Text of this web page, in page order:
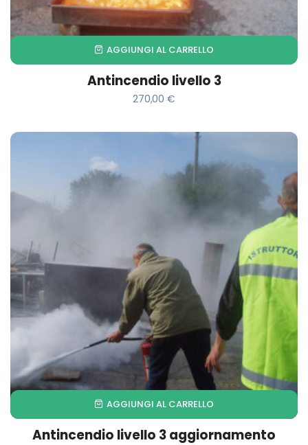
AGGIUNGI AL CARRELLO
Antincendio livello 3
270,00€
AGGIUNGI AL CARRELLO
Antincendio livello 3 aggiornamento